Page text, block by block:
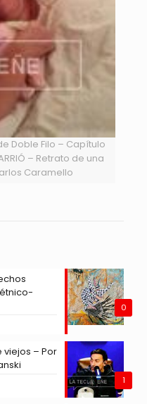
Doble Filo – Capítulo
– Retrato de una
Caramello
0
1
viejos – Por